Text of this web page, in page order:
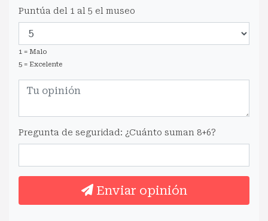
Puntúa del 1 al 5 el museo
1 = Malo
5 = Excelente
Pregunta de seguridad: ¿Cuánto suman 8+6?
Enviar opinión